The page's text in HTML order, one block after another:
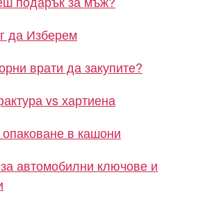
да Изберем
врати да закупите?
vs хартиена
в кашони
автомобилни ключове и